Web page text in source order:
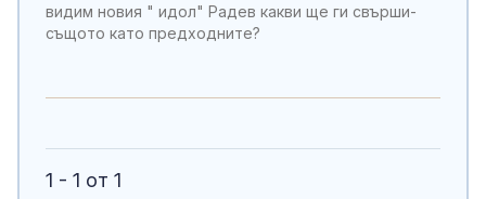
видим новия " идол" Радев какви ще ги свърши-
същото като предходните?
1 - 1 от 1